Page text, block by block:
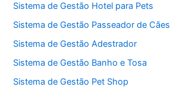
Sistema de Gestão Hotel para Pets
Sistema de Gestão Passeador de Cães
Sistema de Gestão Adestrador
Sistema de Gestão Banho e Tosa
Sistema de Gestão Pet Shop